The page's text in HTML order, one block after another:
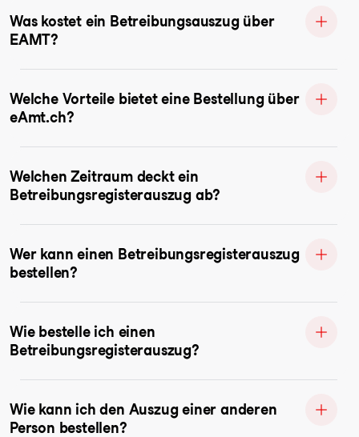
Was kostet ein Betreibungsauszug über
EAMT?
Welche Vorteile bietet eine Bestellung über
eAmt.ch?
Welchen Zeitraum deckt ein
Betreibungsregisterauszug ab?
Wer kann einen Betreibungsregisterauszug
bestellen?
Wie bestelle ich einen
Betreibungsregisterauszug?
Wie kann ich den Auszug einer anderen
Person bestellen?